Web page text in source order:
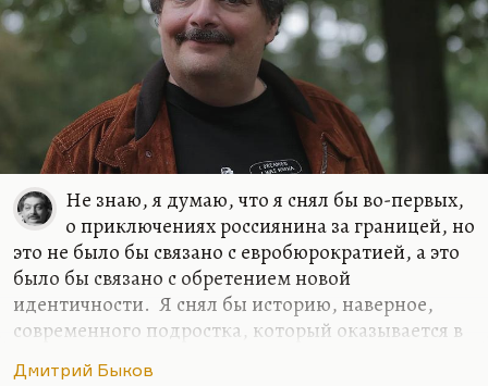
Не знаю, я думаю, что я снял бы во-первых,
о приключениях россиянина за границей, но
это не было бы связано с евробюрократией, а это
было бы связано с обретением новой
идентичности. Я снял бы историю, наверное,
современного подростка, который оказывается в
Дмитрий Быков